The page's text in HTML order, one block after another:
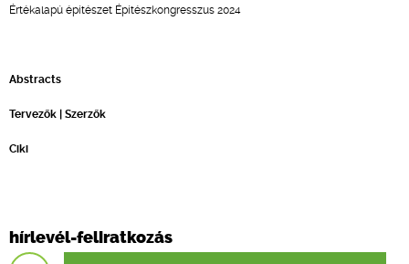
Értékalapú építészet Építészkongresszus 2024
Abstracts
Tervezők | Szerzők
Ciki
hírlevél-feliratkozás